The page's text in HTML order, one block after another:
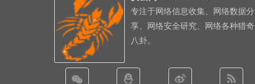
专注于网络信息收集、网络数据分
享、网络安全研究、网络各种猎奇
八卦。